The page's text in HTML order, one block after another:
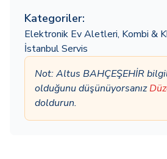
Kategoriler:
Elektronik Ev Aletleri, Kombi &
İstanbul Servis
Not: Altus BAHÇEŞEHİR
olduğunu düşünüyorsanız
doldurun.